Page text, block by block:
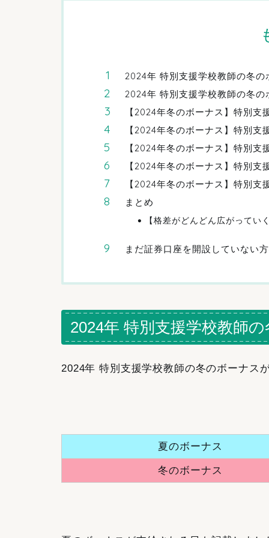
2024年 特別支援学校教師の冬の
2024年 特別支援学校教師の冬の
【2024年冬のボーナス】特別支
【2024年冬のボーナス】特別
【2024年冬のボーナス】特別
【2024年冬のボーナス】特別
【2024年冬のボーナス】特別
まとめ
【格差がどんどん広がってい
まだ証券口座を開設していない
2024年 特別支援学校教師
2024年 特別支援学校教師の冬のボーナス
夏のボーナス
冬のボーナス